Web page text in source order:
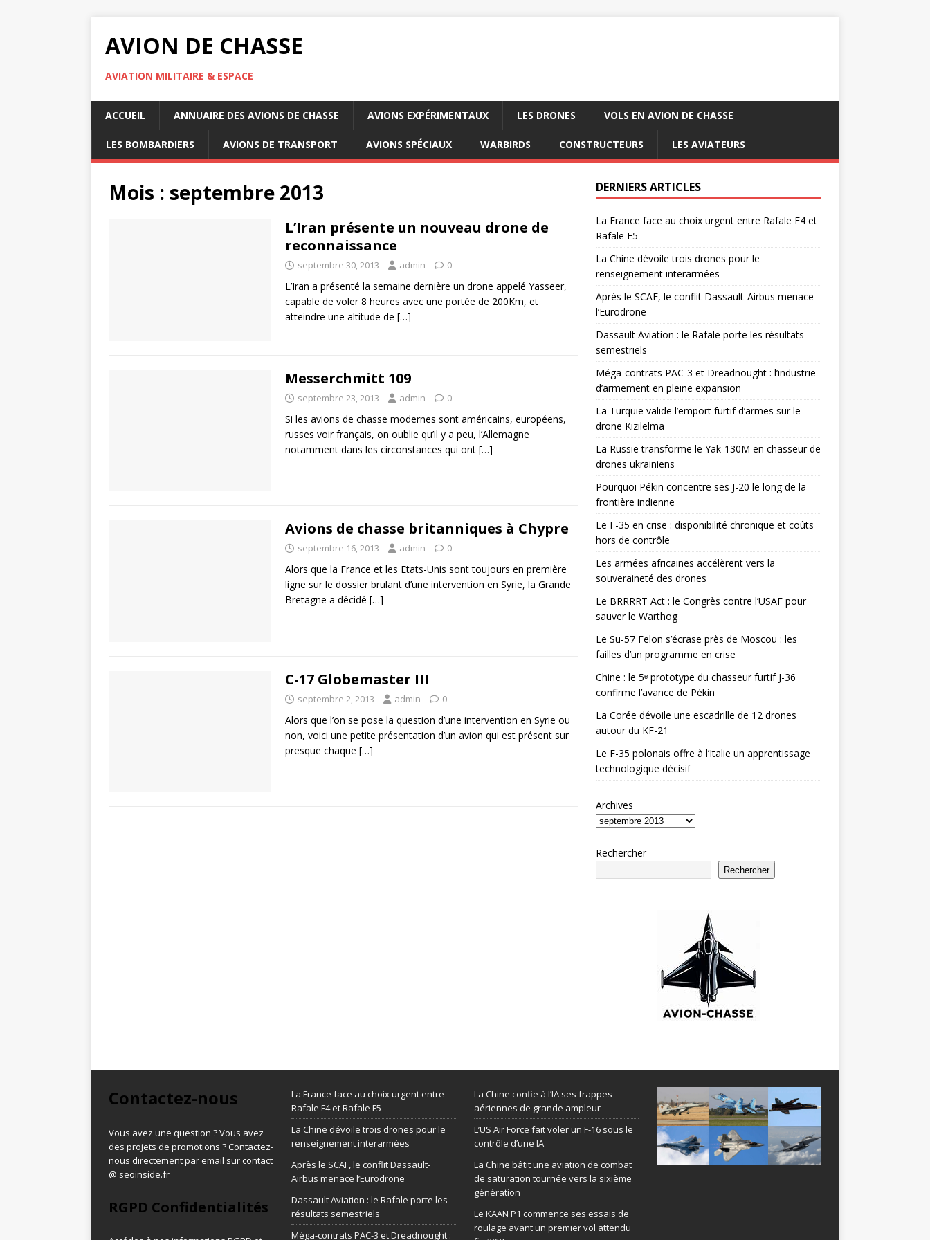
AVION DE CHASSE
AVIATION MILITAIRE & ESPACE
ACCUEIL ANNUAIRE DES AVIONS DE CHASSE AVIONS EXPÉRIMENTAUX LES DRONES VOLS EN AVION DE CHASSE
LES BOMBARDIERS AVIONS DE TRANSPORT AVIONS SPÉCIAUX WARBIRDS CONSTRUCTEURS LES AVIATEURS
Mois : septembre 2013
L’Iran présente un nouveau drone de
reconnaissance
septembre 30, 2013 admin 0
L’Iran a présenté la semaine dernière un drone appelé Yasseer,
capable de voler 8 heures avec une portée de 200Km, et
atteindre une altitude de […]
Messerchmitt 109
septembre 23, 2013 admin 0
Si les avions de chasse modernes sont américains, européens,
russes voir français, on oublie qu’il y a peu, l’Allemagne
notamment dans les circonstances qui ont […]
Avions de chasse britanniques à Chypre
septembre 16, 2013 admin 0
Alors que la France et les Etats-Unis sont toujours en première
ligne sur le dossier brulant d’une intervention en Syrie, la Grande
Bretagne a décidé […]
C-17 Globemaster III
septembre 2, 2013 admin 0
Alors que l’on se pose la question d’une intervention en Syrie ou
non, voici une petite présentation d’un avion qui est présent sur
presque chaque […]
DERNIERS ARTICLES
La France face au choix urgent entre Rafale F4 et
Rafale F5
La Chine dévoile trois drones pour le
renseignement interarmées
Après le SCAF, le conflit Dassault-Airbus menace
l’Eurodrone
Dassault Aviation : le Rafale porte les résultats
semestriels
Méga-contrats PAC-3 et Dreadnought : l’industrie
d’armement en pleine expansion
La Turquie valide l’emport furtif d’armes sur le
drone Kızılelma
La Russie transforme le Yak-130M en chasseur de
drones ukrainiens
Pourquoi Pékin concentre ses J-20 le long de la
frontière indienne
Le F-35 en crise : disponibilité chronique et coûts
hors de contrôle
Les armées africaines accélèrent vers la
souveraineté des drones
Le BRRRRT Act : le Congrès contre l’USAF pour
sauver le Warthog
Le Su-57 Felon s’écrase près de Moscou : les
failles d’un programme en crise
Chine : le 5ᵉ prototype du chasseur furtif J-36
confirme l’avance de Pékin
La Corée dévoile une escadrille de 12 drones
autour du KF-21
Le F-35 polonais offre à l’Italie un apprentissage
technologique décisif
Archives
Rechercher
Rechercher
Contactez-nous
Vous avez une question ? Vous avez
des projets de promotions ? Contactez-
nous directement par email sur contact
@ seoinside.fr
RGPD Confidentialités
La France face au choix urgent entre
Rafale F4 et Rafale F5
La Chine dévoile trois drones pour le
renseignement interarmées
Après le SCAF, le conflit Dassault-
Airbus menace l’Eurodrone
Dassault Aviation : le Rafale porte les
résultats semestriels
Méga-contrats PAC-3 et Dreadnought :
La Chine confie à l’IA ses frappes
aériennes de grande ampleur
L’US Air Force fait voler un F-16 sous le
contrôle d’une IA
La Chine bâtit une aviation de combat
de saturation tournée vers la sixième
génération
Le KAAN P1 commence ses essais de
roulage avant un premier vol attendu